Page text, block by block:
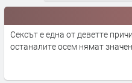
Сексът е една от деветте
останалите осем нямат